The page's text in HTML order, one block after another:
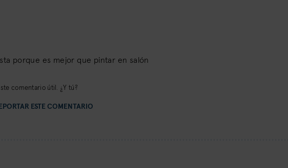
porque es mejor que pintar en salón
comentario útil. ¿Y tú?
ESTE COMENTARIO